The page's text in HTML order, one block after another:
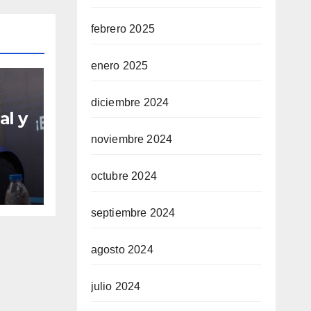
y
febrero 2025
enero 2025
diciembre 2024
noviembre 2024
octubre 2024
septiembre 2024
agosto 2024
julio 2024